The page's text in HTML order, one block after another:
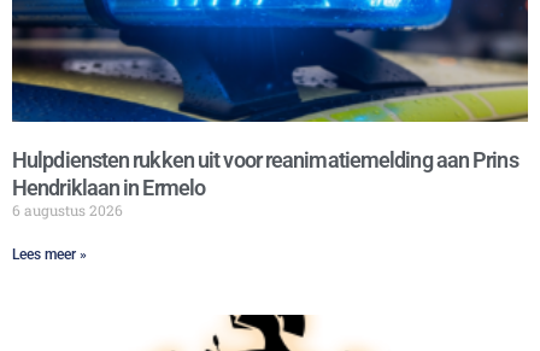
Hulpdiensten rukken uit voor reanimatiemelding aan Prins
Hendriklaan in Ermelo
6 augustus 2026
Lees meer »